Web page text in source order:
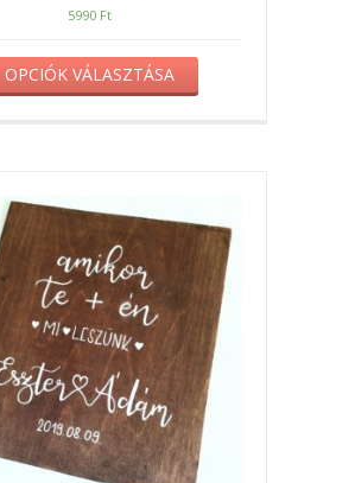
5990 Ft
OPCIÓK VÁLASZTÁSA